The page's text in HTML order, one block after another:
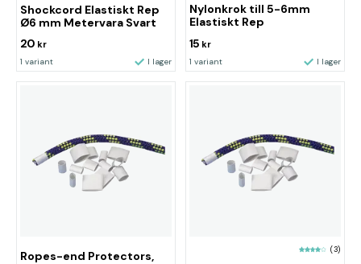
Shockcord Elastiskt Rep
Ø6 mm Metervara Svart
20 kr
1 variant I lager
Nylonkrok till 5-6mm
Elastiskt Rep
15 kr
1 variant I lager
Ropes-end Protectors,
(3)